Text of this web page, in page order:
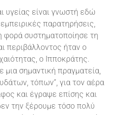
υγείας είναι γνωστή εδώ
παρατηρήσεις,
συστηματοποίησε τη
περιβάλλοντος ήταν ο
ο Ιπποκράτης.
σημαντική πραγματεία,
τόπων”, για τον αέρα
και έγραψε επίσης και
την ξέρουμε τόσο πολύ